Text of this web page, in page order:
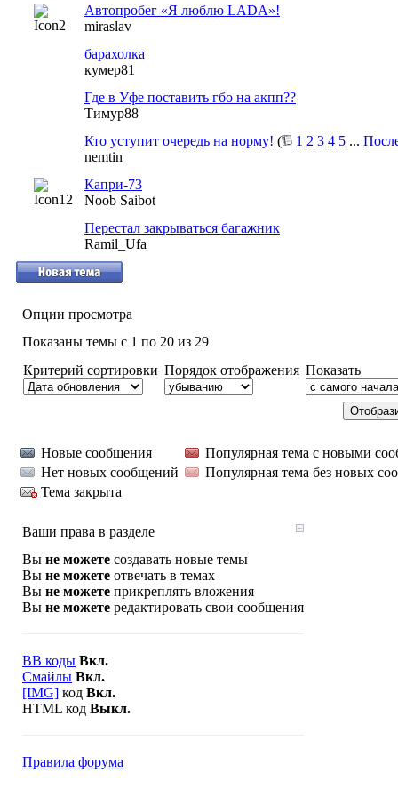
Автопробег «Я люблю LADA»!
miraslav
барахолка
кумер81
Где в Уфе поставить гбо на акпп??
Тимур88
Кто уступит очередь на норму! ( 1 2 3 4 5 ...
nemtin
Капри-73
Noob Saibot
Перестал закрываться багажник
Ramil_Ufa
Опции просмотра
Показаны темы с 1 по 20 из 29
Критерий сортировки Порядок отображения Показать
Новые сообщения
Популярная тема с новыми
Нет новых сообщений
Популярная тема без новых
Тема закрыта
Ваши права в разделе
Вы не можете создавать новые темы
Вы не можете отвечать в темах
Вы не можете прикреплять вложения
Вы не можете редактировать свои сообщения
BB коды Вкл.
Смайлы Вкл.
[IMG] код Вкл.
HTML код Выкл.
Правила форума